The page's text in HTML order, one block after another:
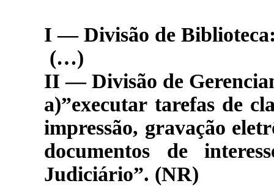
I — Divisão de
(…)
II — Divisão de
a)”executar tarefas de
impressão, gravação
documentos de
Judiciário”. (NR)